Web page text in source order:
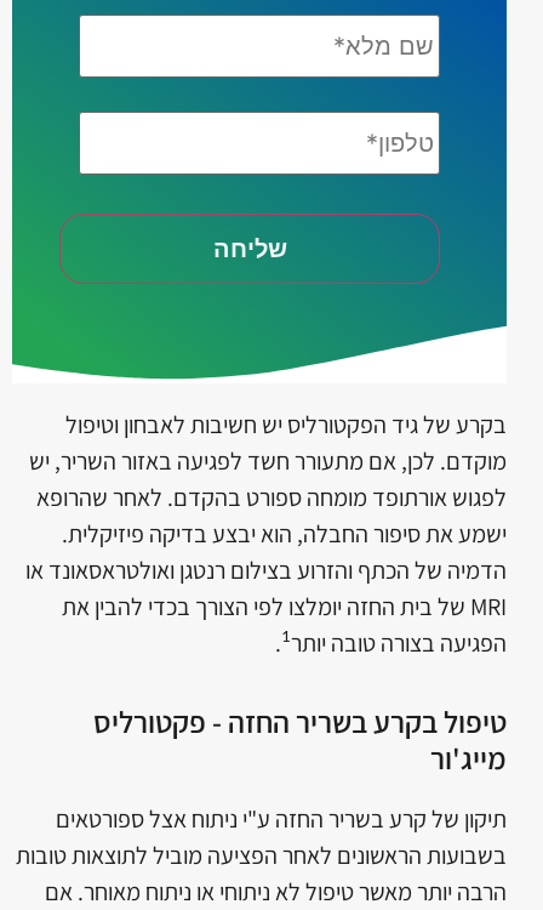
שם
מלא* *
טלפון*
בקרע של גיד הפקטורליס יש חשיבות לאבחון וטיפול
מוקדם. לכן, אם מתעורר חשד לפגיעה באזור השריר, יש
לפגושאורתופד מומחה ספורט בהקדם. לאחר שהרופא
ישמע את סיפור החבלה, הוא יבצע בדיקה פיזיקלית.
הדמיה של הכתף והזרוע בצילום רנטגן ואולטראסאונד או
MRI של בית החזה יומלצו לפי הצורך בכדי להבין את
הפגיעה בצורה טובה יותר1
.
טיפול בקרע בשריר החזה - פקטורליס
מייג'ור
תיקון של קרע בשריר החזה ע"י ניתוח אצל ספורטאים
בשבועות הראשונים לאחר הפציעה מוביל לתוצאות טובות
הרבה יותר מאשר טיפול לא ניתוחי או ניתוח מאוחר. אם